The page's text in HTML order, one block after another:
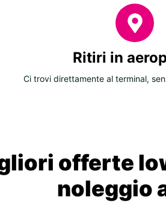
Ritiri in
Ci trovi direttamente al terminal,
offerte
noleggio